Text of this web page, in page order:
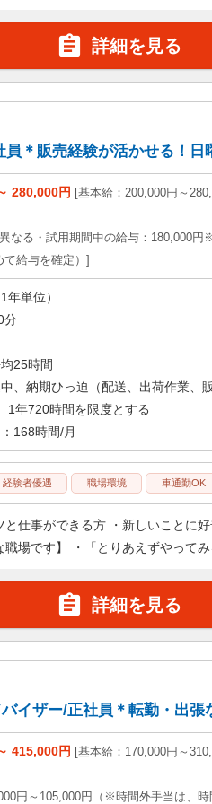
 詳細を見る
＊販売経験が活かせる！日
280,000円
基本給：200,000円～
なる・試用期間中の給与：180,000円
て給与を確定）
年単位）
分
25時間
、納期ひっ迫（配送、出荷作業、
1年720時間を限度とする
168時間/月
経験者優遇 職場環境 車通勤OK
仕事ができる方 ・新しいことに
場です】 ・「とりあえずやってみ
 詳細を見る
イザー/正社員＊転勤・出張
415,000円
基本給：170,000円～
円～105,000円（※時間外手当は、時